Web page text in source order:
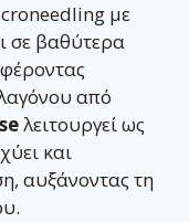
με
σε βαθύτερα
από
λειτουργεί ως
και
αυξάνοντας τη